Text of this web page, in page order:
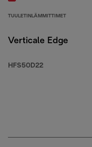
TUULETINLÄMMITTIMET
Verticale Edge
HFS50D22